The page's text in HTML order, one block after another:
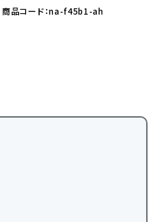
商品コード：na-f45b1-ah